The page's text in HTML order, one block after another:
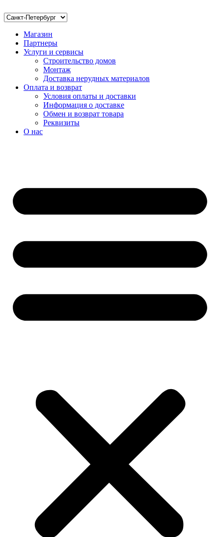
Магазин
Партнеры
Услуги и сервисы
Строительство домов
Монтаж
Доставка нерудных материалов
Оплата и возврат
Условия оплаты и доставки
Информация о доставке
Обмен и возврат товара
Реквизиты
О нас